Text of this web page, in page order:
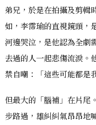
弟兄，於是在拍攝及剪輯
如，李霈瑜的直視鏡頭，
河邊哭泣，是他認為全
去過的人一起悲傷流淚。
禁自嘲：「這些可能都是
但最大的「腦補」在片尾
步路過，雄糾糾氣昂昂地